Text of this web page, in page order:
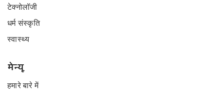
टेक्नोलॉजी
धर्म संस्कृति
स्वास्थ्य
मेन्यू
हमारे बारे में